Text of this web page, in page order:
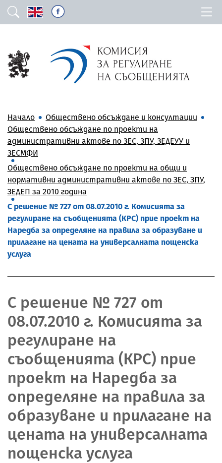
Начало
Обществено обсъждане и консултации
Обществено обсъждане по проекти на
административни актове по ЗЕС, ЗПУ, ЗЕДЕУУ и
ЗЕСМФИ
Обществено обсъждане по проекти на общи и
нормативни административни актове по ЗЕС, ЗПУ,
ЗЕДЕП за 2010 година
С решение № 727 от 08.07.2010 г. Комисията за
регулиране на съобщенията (КРС) прие проект на
Наредба за определяне на правила за образуване и
прилагане на цената на универсалната пощенска
услуга
С решение № 727 от
08.07.2010 г. Комисията за
регулиране на
съобщенията (КРС) прие
проект на Наредба за
определяне на правила за
образуване и прилагане на
цената на универсалната
пощенска услуга